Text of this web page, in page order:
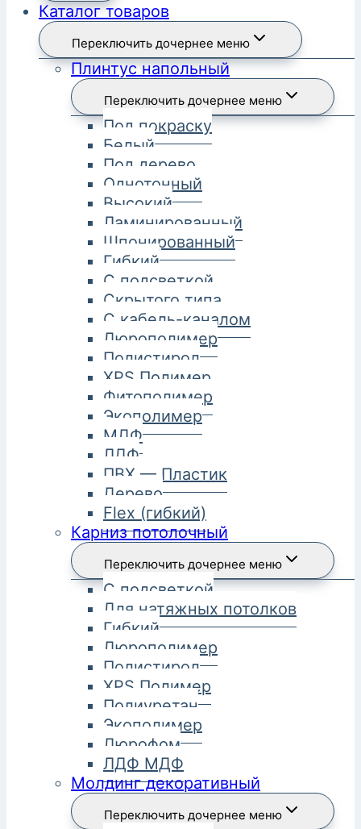
Каталог товаров
Переключить дочернее меню
Плинтус напольный
Переключить дочернее меню
Под покраску
Белый
Под дерево
Однотонный
Высокий
Ламинированный
Шпонированный
Гибкий
С подсветкой
Скрытого типа
С кабель-каналом
Дюрополимер
Полистирол
XPS Полимер
Фитополимер
Экополимер
МДФ
ЛДФ
ПВХ — Пластик
Дерево
Flex (гибкий)
Карниз потолочный
Переключить дочернее меню
С подсветкой
Для натяжных потолков
Гибкий
Дюрополимер
Полистирол
XPS Полимер
Полиуретан
Экополимер
Дюрофом
ЛДФ МДФ
Молдинг декоративный
Переключить дочернее меню